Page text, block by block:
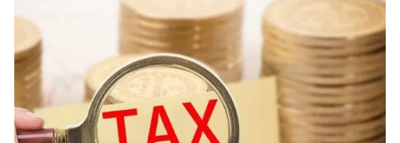
Y tế
Thế giới
Tin tức
Kinh tế